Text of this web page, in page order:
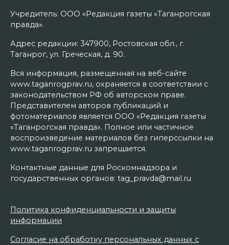
Учредитель: ООО «Редакция газеты «Таганрогская
правда».
Адрес редакции: 347900, Ростовская обл., г.
Таганрог, ул. Греческая, д. 90.
Вся информация, размещенная на веб-сайте
www.taganrogprav.ru, охраняется в соответствии с
законодательством РФ об авторском праве.
Представителем авторов публикаций и
фотоматериалов является ООО «Редакция газеты
«Таганрогская правда». Полное или частичное
воспроизведение материалов без гиперссылки на
www.taganrogprav.ru запрещается.
Контактные данные для Роскомнадзора и
государственных органов: tag_pravda@mail.ru
Политика конфиденциальности и защиты
информации
Согласие на обработку персональных данных с